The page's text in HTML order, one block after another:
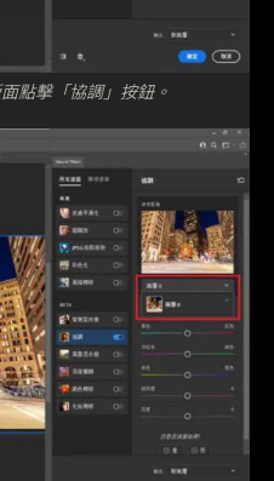
點擊「協調」按鈕。